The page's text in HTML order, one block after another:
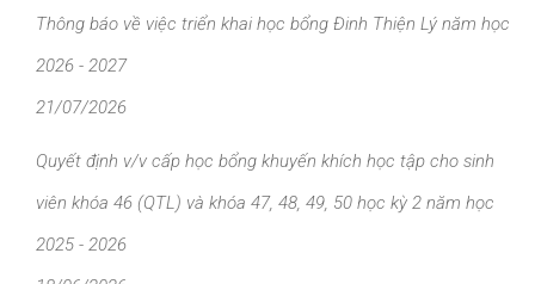
Thông báo về việc triển khai học bổng Đinh Thiện Lý năm học
2026 - 2027
21/07/2026
Quyết định v/v cấp học bổng khuyến khích học tập cho sinh
viên khóa 46 (QTL) và khóa 47, 48, 49, 50 học kỳ 2 năm học
2025 - 2026